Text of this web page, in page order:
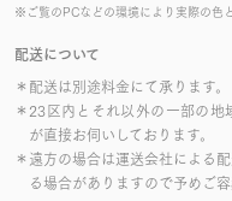
※ご覧のPCなどの環境により実際の色
配送について
＊配送は別途料金にて承ります。
＊23区内とそれ以外の一部の
が直接お伺いしております。
＊遠方の場合は運送会社による
る場合がありますので予めご容